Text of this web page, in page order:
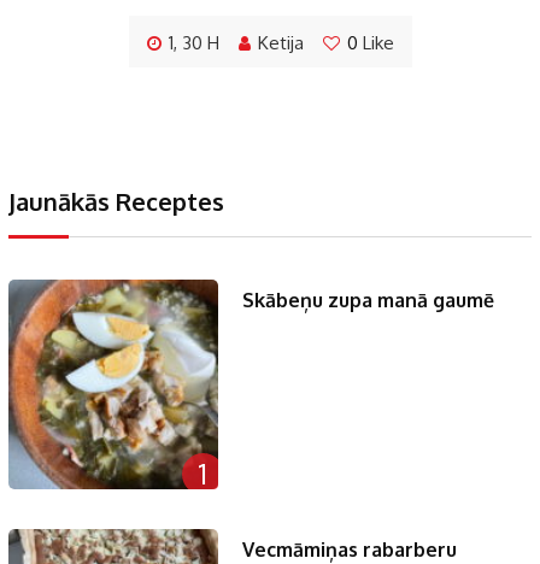
1, 30 H Ketija 0 Like
Jaunākās Receptes
1
Skābeņu zupa manā gaumē
Vecmāmiņas rabarberu